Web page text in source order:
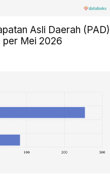
Asli Daerah (PAD)
per Mei 2026